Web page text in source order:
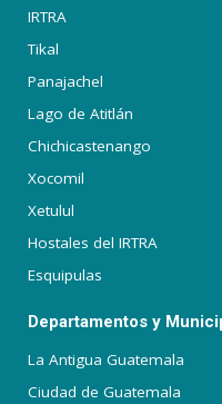
IRTRA
Tikal
Panajachel
Lago de Atitlán
Chichicastenango
Xocomil
Xetulul
Hostales del IRTRA
Esquipulas
Departamentos y
La Antigua Guatemala
Ciudad de Guatemala